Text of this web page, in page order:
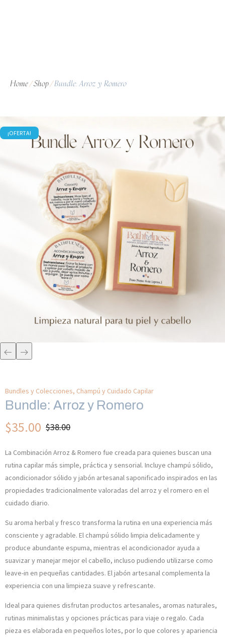
Home/Shop/Bundle: Arroz y Romero
¡OFERTA!
Bundles y Colecciones, Champú y Cuidado Capilar
Bundle: Arroz y Romero
$38.00
$35.00
La Combinación Arroz & Romero fue creada para quienes buscan una
rutina capilar más simple, práctica y sensorial. Incluye champú sólido,
acondicionador sólido y jabón artesanal saponificado inspirados en las
propiedades tradicionalmente valoradas del arroz y el romero en el
cuidado diario.
Su aroma herbal y fresco transforma la rutina en una experiencia más
consciente y agradable. El champú sólido limpia delicadamente y
produce abundante espuma, mientras el acondicionador ayuda a
suavizar y manejar mejor el cabello, incluso pudiendo utilizarse como
leave-in en pequeñas cantidades. El jabón artesanal complementa la
experiencia con una limpieza suave y refrescante.
Ideal para quienes disfrutan productos artesanales, aromas naturales,
rutinas minimalistas y opciones prácticas para viaje o regalo. Cada
pieza es elaborada en pequeños lotes, por lo que colores y apariencia